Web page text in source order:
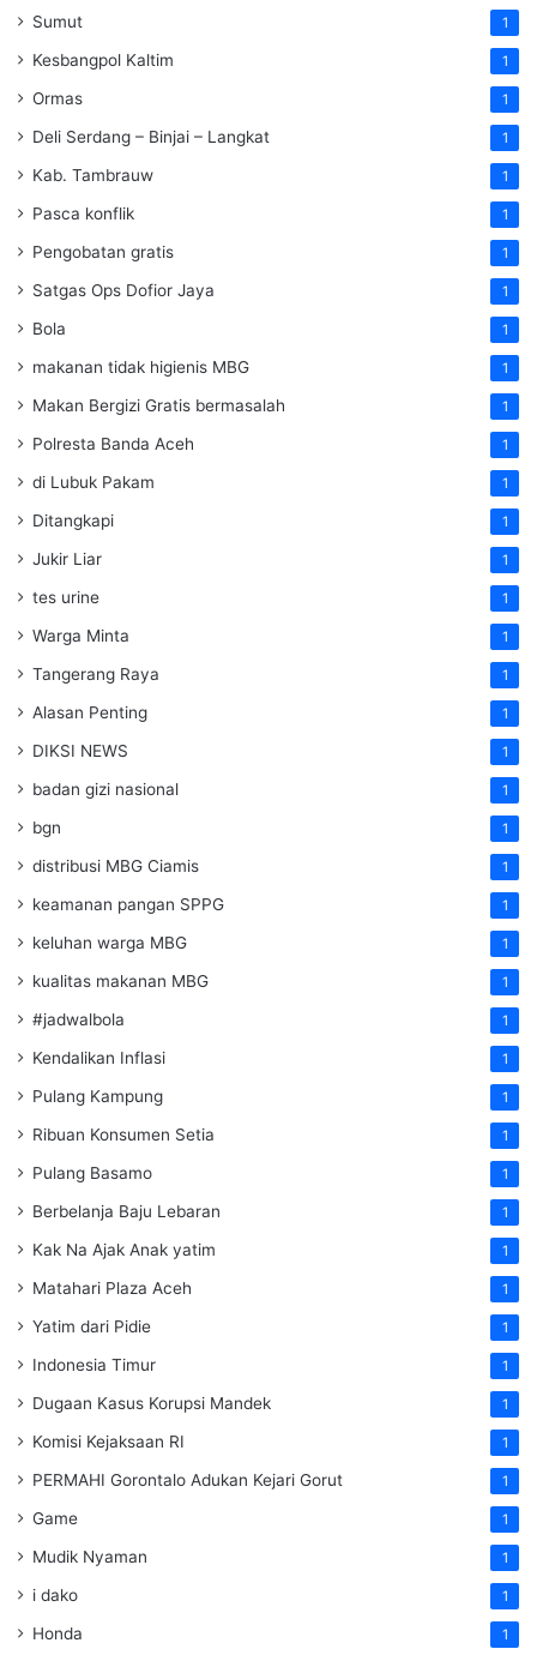
Sumut 1
Kesbangpol Kaltim 1
Ormas 1
Deli Serdang – Binjai – Langkat 1
Kab. Tambrauw 1
Pasca konflik 1
Pengobatan gratis 1
Satgas Ops Dofior Jaya 1
Bola 1
makanan tidak higienis MBG 1
Makan Bergizi Gratis bermasalah 1
Polresta Banda Aceh 1
di Lubuk Pakam 1
Ditangkapi 1
Jukir Liar 1
tes urine 1
Warga Minta 1
Tangerang Raya 1
Alasan Penting 1
DIKSI NEWS 1
badan gizi nasional 1
bgn 1
distribusi MBG Ciamis 1
keamanan pangan SPPG 1
keluhan warga MBG 1
kualitas makanan MBG 1
#jadwalbola 1
Kendalikan Inflasi 1
Pulang Kampung 1
Ribuan Konsumen Setia 1
Pulang Basamo 1
Berbelanja Baju Lebaran 1
Kak Na Ajak Anak yatim 1
Matahari Plaza Aceh 1
Yatim dari Pidie 1
Indonesia Timur 1
Dugaan Kasus Korupsi Mandek 1
Komisi Kejaksaan RI 1
PERMAHI Gorontalo Adukan Kejari Gorut 1
Game 1
Mudik Nyaman 1
i dako 1
Honda 1